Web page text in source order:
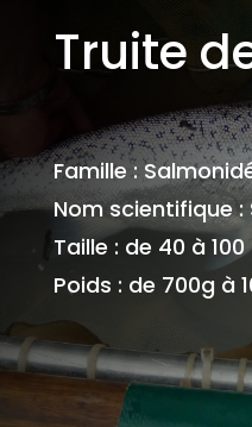
Truite
Famille :
Nom scientifique
Taille : de 40 à
Poids : de 700g à